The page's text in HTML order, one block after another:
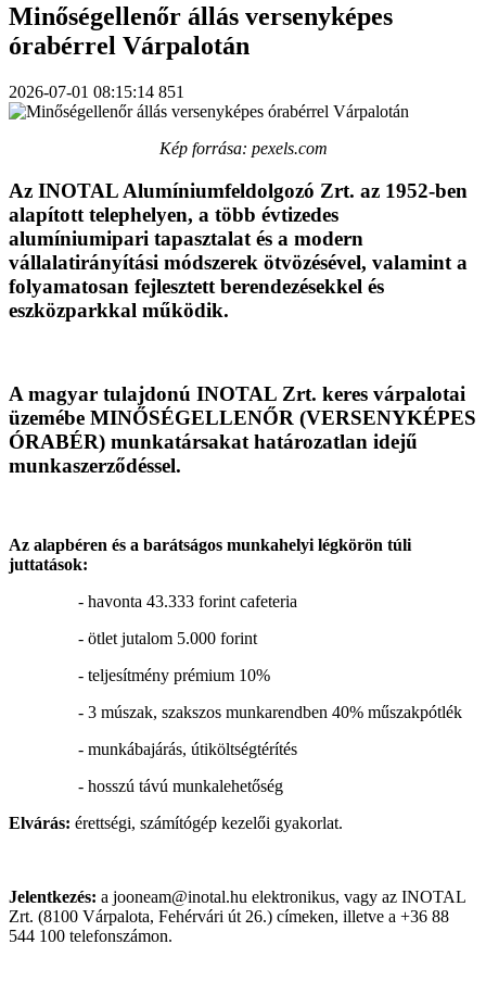
Minőségellenőr állás versenyképes
órabérrel Várpalotán
2026-07-01 08:15:14 851
Kép forrása: pexels.com
Az INOTAL Alumíniumfeldolgozó Zrt. az 1952-ben
alapított telephelyen, a több évtizedes
alumíniumipari tapasztalat és a modern
vállalatirányítási módszerek ötvözésével, valamint a
folyamatosan fejlesztett berendezésekkel és
eszközparkkal működik.
A magyar tulajdonú INOTAL Zrt. keres várpalotai
üzemébe MINŐSÉGELLENŐR (VERSENYKÉPES
ÓRABÉR) munkatársakat határozatlan idejű
munkaszerződéssel.
Az alapbéren és a barátságos munkahelyi légkörön túli
juttatások:
- havonta 43.333 forint cafeteria
- ötlet jutalom 5.000 forint
- teljesítmény prémium 10%
- 3 múszak, szakszos munkarendben 40% műszakpótlék
- munkábajárás, útiköltségtérítés
- hosszú távú munkalehetőség
Elvárás: érettségi, számítógép kezelői gyakorlat.
Jelentkezés: a jooneam@inotal.hu elektronikus, vagy az INOTAL
Zrt. (8100 Várpalota, Fehérvári út 26.) címeken, illetve a +36 88
544 100 telefonszámon.